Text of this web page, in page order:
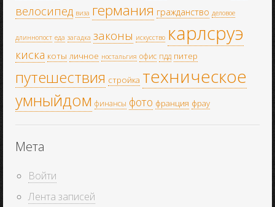
велосипед виза германия гражданство деловое
длиннопост еда загадка законы искусство карлсруэ
киска коты личное ностальгия офис пдд питер
путешествия стройка техническое
умныйдом финансы фото франция фрау
Мета
Войти
Лента записей